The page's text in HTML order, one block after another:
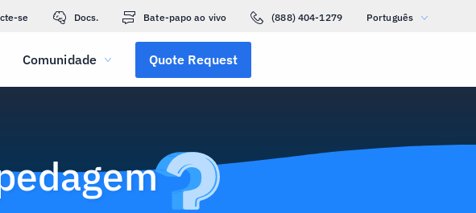
se Docs. Bate-papo ao vivo (888) 404-1279 Português
Comunidade Quote Request